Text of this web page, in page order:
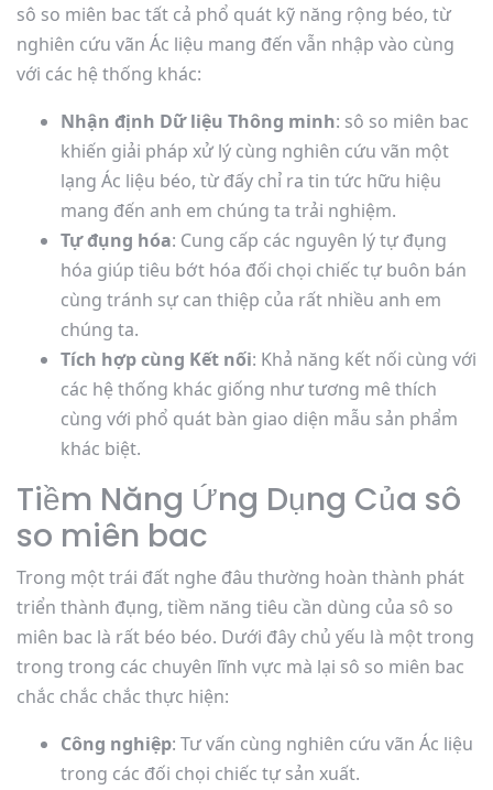
sô so miên bac tất cả phổ quát kỹ năng rộng béo, từ
nghiên cứu vãn Ác liệu mang đến vẫn nhập vào cùng
với các hệ thống khác:
Nhận định Dữ liệu Thông minh: sô so miên bac
khiến giải pháp xử lý cùng nghiên cứu vãn một
lạng Ác liệu béo, từ đấy chỉ ra tin tức hữu hiệu
mang đến anh em chúng ta trải nghiệm.
Tự đụng hóa: Cung cấp các nguyên lý tự đụng
hóa giúp tiêu bớt hóa đối chọi chiếc tự buôn bán
cùng tránh sự can thiệp của rất nhiều anh em
chúng ta.
Tích hợp cùng Kết nối: Khả năng kết nối cùng với
các hệ thống khác giống như tương mê thích
cùng với phổ quát bàn giao diện mẫu sản phẩm
khác biệt.
Tiềm Năng Ứng Dụng Của sô
so miên bac
Trong một trái đất nghe đâu thường hoàn thành phát
triển thành đụng, tiềm năng tiêu cần dùng của sô so
miên bac là rất béo béo. Dưới đây chủ yếu là một trong
trong trong các chuyên lĩnh vực mà lại sô so miên bac
chắc chắc chắc thực hiện:
Công nghiệp: Tư vấn cùng nghiên cứu vãn Ác liệu
trong các đối chọi chiếc tự sản xuất.